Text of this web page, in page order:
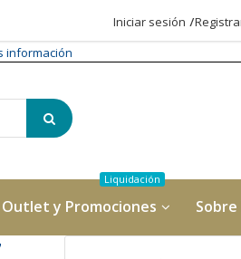
Iniciar sesión
información
Outlet y Promociones